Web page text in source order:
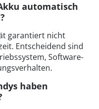
automatisch
garantiert nicht
Entscheidend sind
Software-
haben